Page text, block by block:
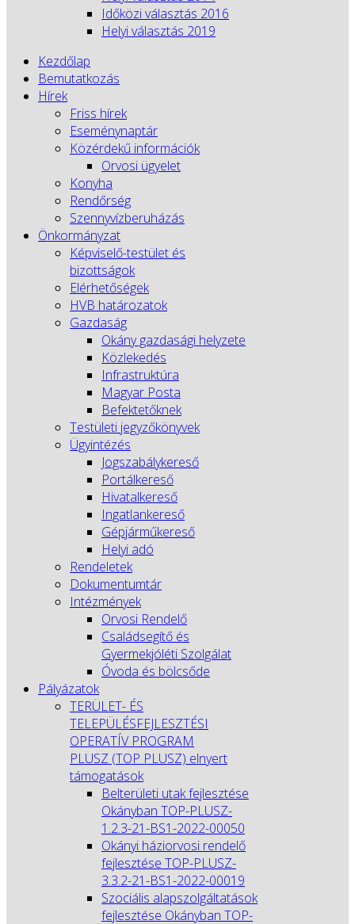
Időközi választás 2016
Helyi választás 2019
Kezdőlap
Bemutatkozás
Hírek
Friss hírek
Eseménynaptár
Közérdekű információk
Orvosi ügyelet
Konyha
Rendőrség
Szennyvízberuházás
Önkormányzat
Képviselő-testület és
bizottságok
Elérhetőségek
HVB határozatok
Gazdaság
Okány gazdasági helyzete
Közlekedés
Infrastruktúra
Magyar Posta
Befektetőknek
Testületi jegyzőkönyvek
Ügyintézés
Jogszabálykereső
Portálkereső
Hivatalkereső
Ingatlankereső
Gépjárműkereső
Helyi adó
Rendeletek
Dokumentumtár
Intézmények
Orvosi Rendelő
Családsegítő és
Gyermekjóléti Szolgálat
Óvoda és bölcsőde
Pályázatok
TERÜLET- ÉS
TELEPÜLÉSFEJLESZTÉSI
OPERATÍV PROGRAM
PLUSZ (TOP PLUSZ) elnyert
támogatások
Belterületi utak fejlesztése
Okányban TOP-PLUSZ-
1.2.3-21-BS1-2022-00050
Okányi háziorvosi rendelő
fejlesztése TOP-PLUSZ-
3.3.2-21-BS1-2022-00019
Szociális alapszolgáltatások
fejlesztése Okányban TOP-